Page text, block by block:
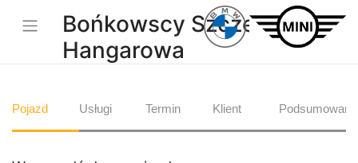
Bońkowscy Szczecin,
Hangarowa
Pojazd Usługi Termin Klient